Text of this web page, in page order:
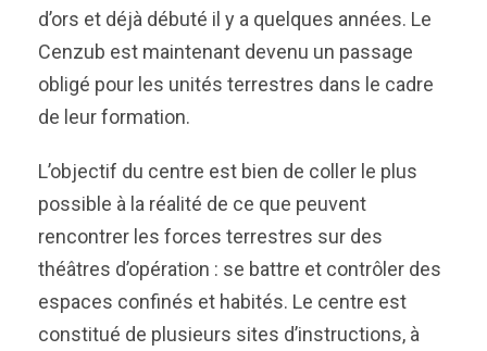
d’ors et déjà débuté il y a quelques années. Le
Cenzub est maintenant devenu un passage
obligé pour les unités terrestres dans le cadre
de leur formation.
L’objectif du centre est bien de coller le plus
possible à la réalité de ce que peuvent
rencontrer les forces terrestres sur des
théâtres d’opération : se battre et contrôler des
espaces confinés et habités. Le centre est
constitué de plusieurs sites d’instructions, à